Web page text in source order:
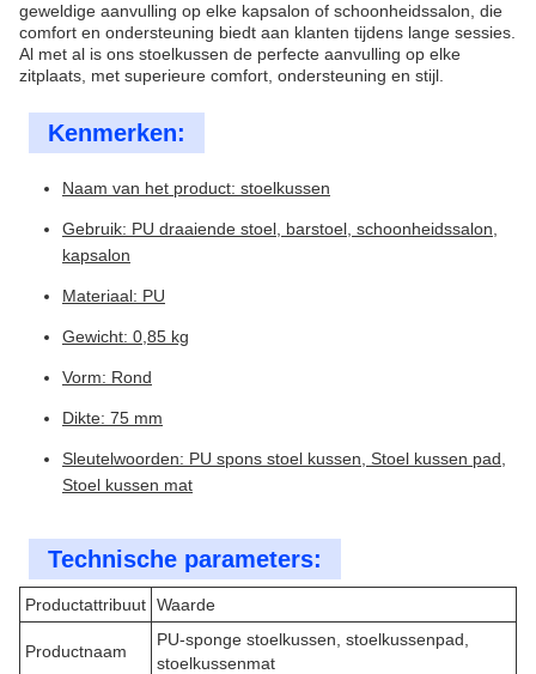
geweldige aanvulling op elke kapsalon of schoonheidssalon, die
comfort en ondersteuning biedt aan klanten tijdens lange sessies.
Al met al is ons stoelkussen de perfecte aanvulling op elke
zitplaats, met superieure comfort, ondersteuning en stijl.
Kenmerken:
Naam van het product: stoelkussen
Gebruik: PU draaiende stoel, barstoel, schoonheidssalon,
kapsalon
Materiaal: PU
Gewicht: 0,85 kg
Vorm: Rond
Dikte: 75 mm
Sleutelwoorden: PU spons stoel kussen, Stoel kussen pad,
Stoel kussen mat
Technische parameters:
Productattribuut Waarde
Productnaam
PU-sponge stoelkussen, stoelkussenpad,
stoelkussenmat